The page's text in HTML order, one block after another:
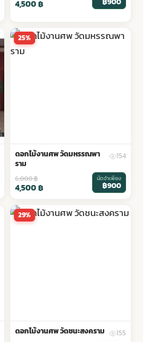
4,500฿
25%
ดอกไม้งานศพ วัดมหรรณพา
ราม
154
6,000฿
4,500฿
มัดจำเพียง
฿900
29%
ดอกไม้งานศพ วัดชนะสงคราม 155